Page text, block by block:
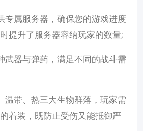
专属服务器，确保您的游戏进度
提升了服务器容纳玩家的数量;
武器与弹药，满足不同的战斗需
温带、热三大生物群落，玩家需
着装，既防止受伤又能抵御严